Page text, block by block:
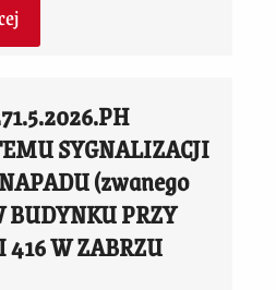
SYGNALIZACJI
(zwanego
BUDYNKU PRZY
416 W ZABRZU